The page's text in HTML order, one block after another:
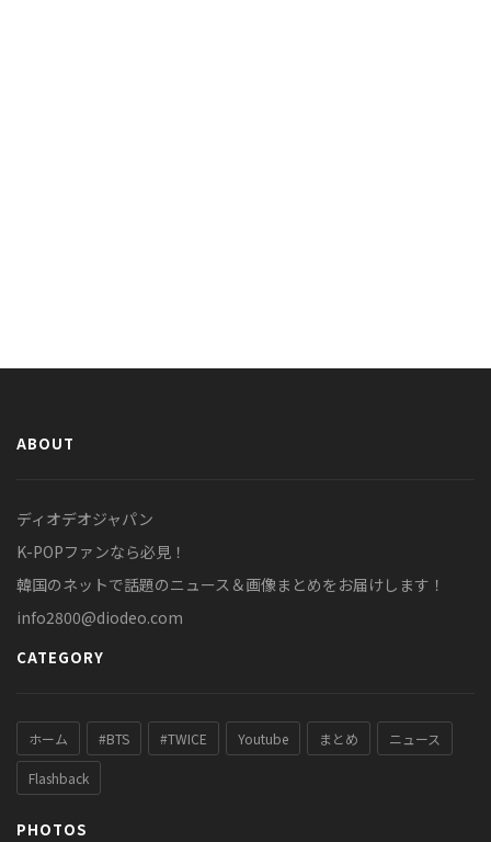
ABOUT
ディオデオジャパン
K-POPファンなら必見！
韓国のネットで話題のニュース＆画像まとめをお届けします！
info2800@diodeo.com
CATEGORY
ホーム #BTS #TWICE Youtube まとめ ニュース
Flashback
PHOTOS